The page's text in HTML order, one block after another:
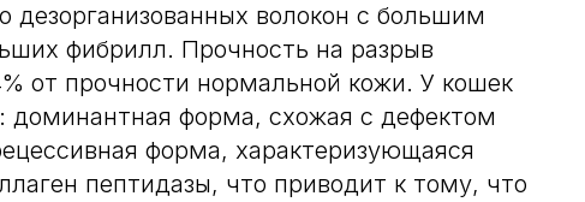
волокон с большим
фибрилл. Прочность на разрыв
от прочности нормальной кожи. У кошек
форма, схожая с дефектом
форма, характеризующаяся
пептидазы, что приводит к тому, что